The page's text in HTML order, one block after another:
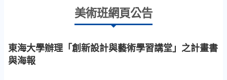
美術班網頁公告
東海大學辦理「創新設計與藝術學習講堂」之計畫書
與海報